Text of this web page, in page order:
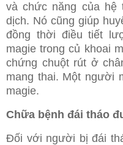
và chức năng của hệ
dịch. Nó cũng giúp
đồng thời điều tiết
magie trong củ khoai
chứng chuột rút ở
mang thai. Một người
magie.
Chữa bệnh đái tháo
Đối với người bị đái